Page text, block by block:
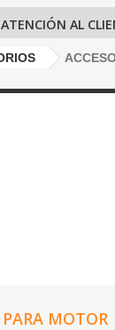
ATENCIÓN AL
MOTOR